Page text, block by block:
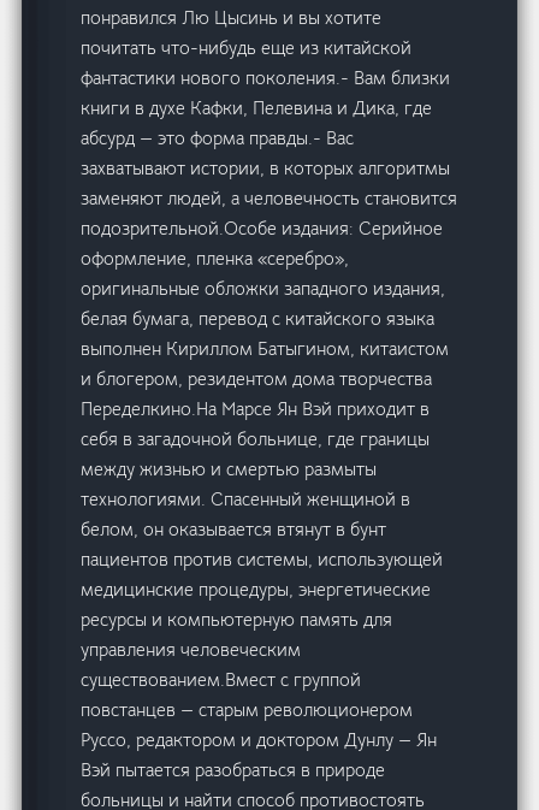
понравился Лю Цысинь и вы хотите
почитать что-нибудь еще из китайской
фантастики нового поколения.- Вам близки
книги в духе Кафки, Пелевина и Дика, где
абсурд — это форма правды.- Вас
захватывают истории, в которых алгоритмы
заменяют людей, а человечность становится
подозрительной.Особе издания: Серийное
оформление, пленка «серебро»,
оригинальные обложки западного издания,
белая бумага, перевод с китайского языка
выполнен Кириллом Батыгином, китаистом
и блогером, резидентом дома творчества
Переделкино.На Марсе Ян Вэй приходит в
себя в загадочной больнице, где границы
между жизнью и смертью размыты
технологиями. Спасенный женщиной в
белом, он оказывается втянут в бунт
пациентов против системы, использующей
медицинские процедуры, энергетические
ресурсы и компьютерную память для
управления человеческим
существованием.Вмест с группой
повстанцев — старым революционером
Руссо, редактором и доктором Дунлу — Ян
Вэй пытается разобраться в природе
больницы и найти способ противостоять